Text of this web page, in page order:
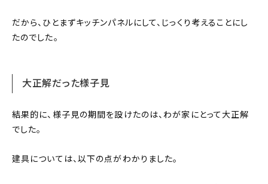
だから、ひとまずキッチンパネルにして、じっくり考えることにし
たのでした。
大正解だった様子見
結果的に、様子見の期間を設けたのは、わが家にとって大正解
でした。
建具については、以下の点がわかりました。